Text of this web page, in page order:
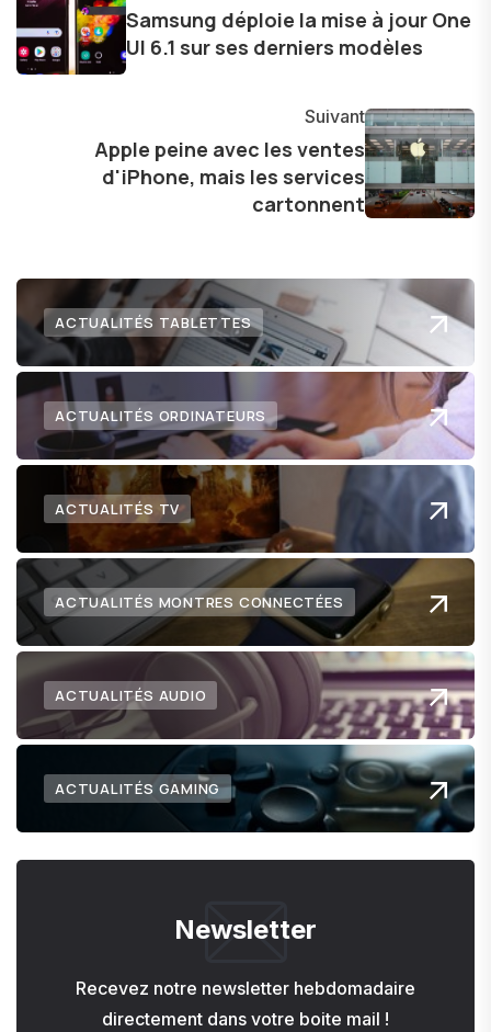
d'une curiosité insatiable, j'aime dévoiler les
dernières tendances et innovations, partageant
avec enthousiasme mes découvertes avec la
l'exploration constante des frontières de la
technologie me permet de présenter aux
lecteurs un aperçu captivant de ce que le futur
Samsung déploie la mise à jour One
UI 6.1 sur ses derniers modèles
Suivant
Apple peine avec les ventes
d'iPhone, mais les services
cartonnent
ACTUALITÉS TABLETTES
ACTUALITÉS ORDINATEURS
ACTUALITÉS TV
ACTUALITÉS MONTRES CONNECTÉES
ACTUALITÉS AUDIO
ACTUALITÉS GAMING
Newsletter
Recevez notre newsletter hebdomadaire
directement dans votre boite mail !